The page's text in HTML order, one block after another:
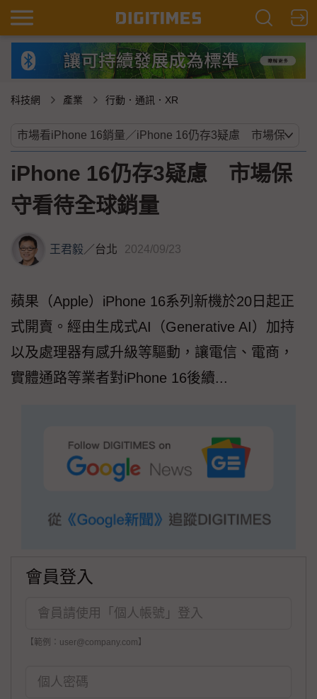
科技網 產業 行動．通訊．XR
iPhone 16仍存3疑慮 市場保
守看待全球銷量
王君毅／台北 2024/09/23
蘋果（Apple）iPhone 16系列新機於20日起正
式開賣。經由生成式AI（Generative AI）加持
以及處理器有感升級等驅動，讓電信、電商，
實體通路等業者對iPhone 16後續...
會員登入
【範例：user@company.com】